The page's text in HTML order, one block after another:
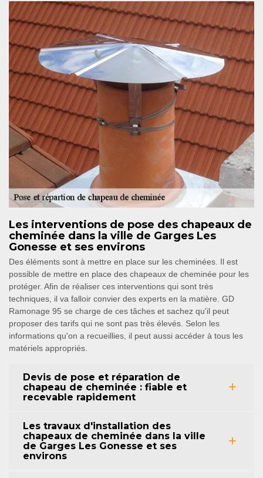
Les interventions de pose des chapeaux de
cheminée dans la ville de Garges Les
Gonesse et ses environs
Des éléments sont à mettre en place sur les cheminées. Il est
possible de mettre en place des chapeaux de cheminée pour les
protéger. Afin de réaliser ces interventions qui sont très
techniques, il va falloir convier des experts en la matière. GD
Ramonage 95 se charge de ces tâches et sachez qu'il peut
proposer des tarifs qui ne sont pas très élevés. Selon les
informations qu'on a recueillies, il peut aussi accéder à tous les
matériels appropriés.
Devis de pose et réparation de
chapeau de cheminée : fiable et
recevable rapidement
Les travaux d'installation des
chapeaux de cheminée dans la ville
de Garges Les Gonesse et ses
environs